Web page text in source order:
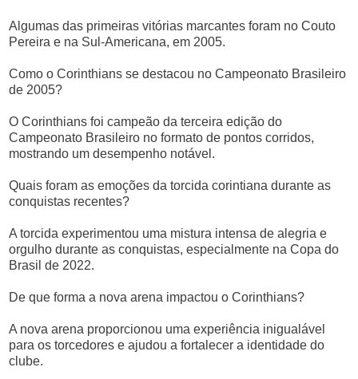
Algumas das primeiras vitórias marcantes foram no Couto
Pereira e na Sul-Americana, em 2005.
Como o Corinthians se destacou no Campeonato Brasileiro
de 2005?
O Corinthians foi campeão da terceira edição do
Campeonato Brasileiro no formato de pontos corridos,
mostrando um desempenho notável.
Quais foram as emoções da torcida corintiana durante as
conquistas recentes?
A torcida experimentou uma mistura intensa de alegria e
orgulho durante as conquistas, especialmente na Copa do
Brasil de 2022.
De que forma a nova arena impactou o Corinthians?
A nova arena proporcionou uma experiência inigualável
para os torcedores e ajudou a fortalecer a identidade do
clube.